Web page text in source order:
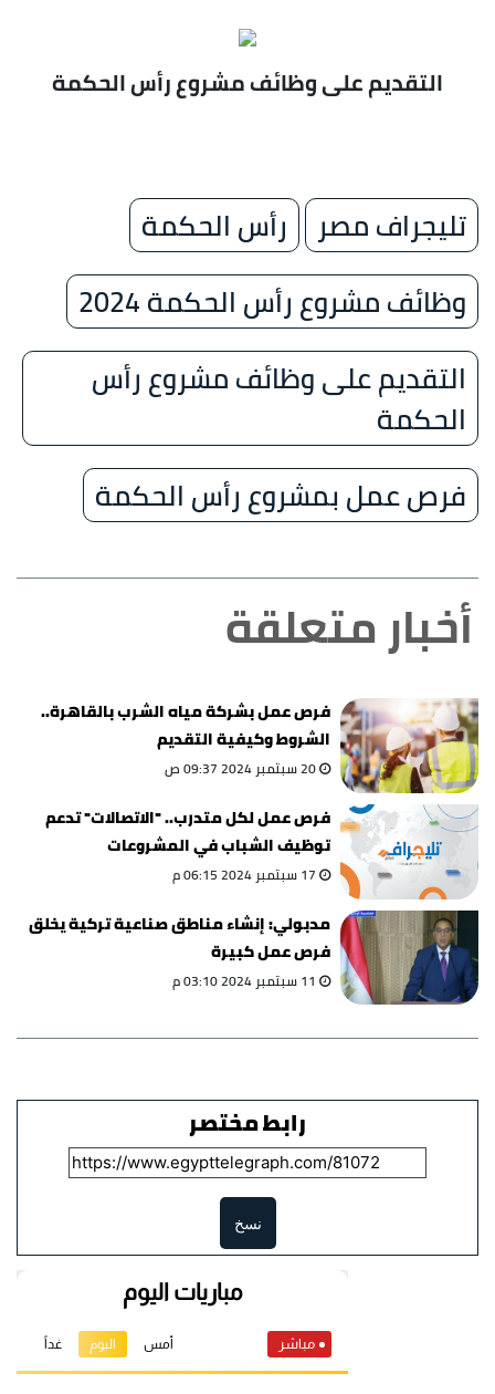
التقديم على وظائف مشروع رأس الحكمة
تليجراف مصر
رأس الحكمة
وظائف مشروع رأس الحكمة 2024
التقديم على وظائف مشروع رأس
الحكمة
فرص عمل بمشروع رأس الحكمة
أخبار متعلقة
فرص عمل بشركة مياه الشرب بالقاهرة..
الشروط وكيفية التقديم
20 سبتمبر 2024 09:37 ص
فرص عمل لكل متدرب.. "الاتصالات" تدعم
توظيف الشباب في المشروعات
17 سبتمبر 2024 06:15 م
مدبولي: إنشاء مناطق صناعية تركية يخلق
فرص عمل كبيرة
11 سبتمبر 2024 03:10 م
رابط مختصر
نسخ